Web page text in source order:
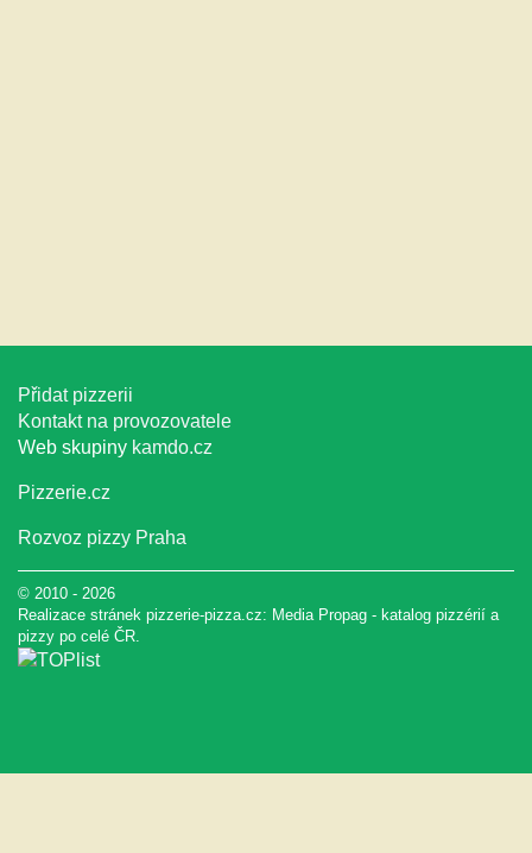
Přidat pizzerii
Kontakt na provozovatele
Web skupiny kamdo.cz
Pizzerie.cz
Rozvoz pizzy Praha
© 2010 - 2026
Realizace stránek pizzerie-pizza.cz: Media Propag - katalog pizzérií a
pizzy po celé ČR.